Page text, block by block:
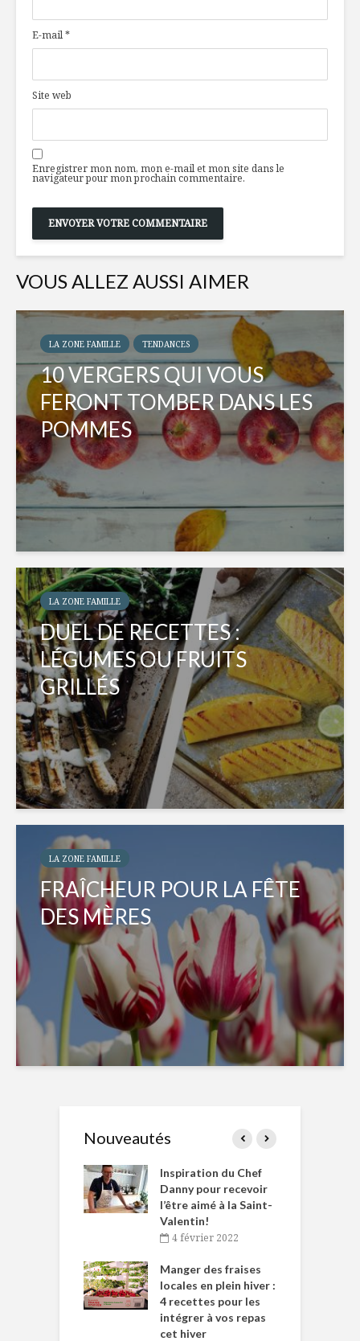
E-mail*
Site web
Enregistrer mon nom, mon e-mail et mon site dans le
navigateur pour mon prochain commentaire.
VOUS ALLEZ AUSSI AIMER
LA ZONE FAMILLE TENDANCES
10 VERGERS QUI VOUS
FERONT TOMBER DANS LES
POMMES
LA ZONE FAMILLE
DUEL DE RECETTES :
LÉGUMES OU FRUITS
GRILLÉS
LA ZONE FAMILLE
FRAÎCHEUR POUR LA FÊTE
DES MÈRES
Nouveautés
Inspiration du Chef
Danny pour recevoir
l’être aimé à la Saint-
Valentin!
4 février 2022
Manger des fraises
locales en plein hiver :
4 recettes pour les
intégrer à vos repas
cet hiver